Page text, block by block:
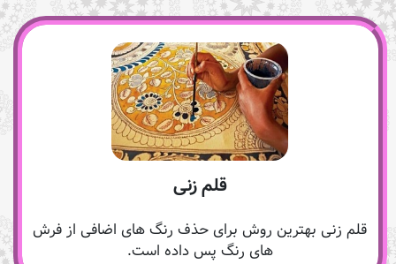
قلم زنی
قلم زنی بهترین روش برای حذف رنگ های اضافی از فرش
های رنگ پس داده است.